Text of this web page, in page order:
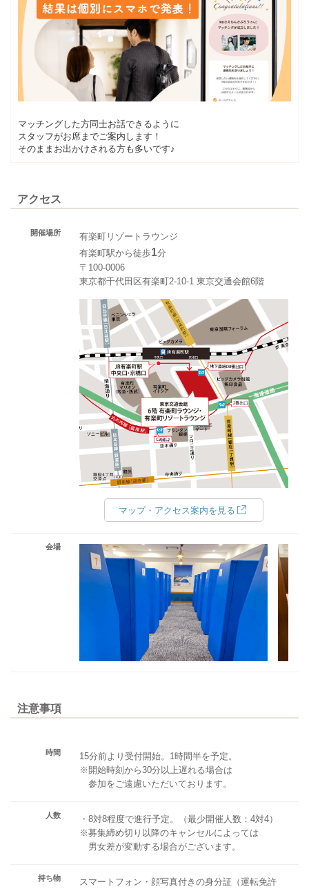
マッチングした方同士お話できるように
スタッフがお席までご案内します！
そのままお出かけされる方も多いです♪
アクセス
開催場所
有楽町リゾートラウンジ
有楽町駅から徒歩1分
〒100-0006
東京都千代田区有楽町2-10-1 東京交通会館6階
マップ・アクセス案内を見る
会場
注意事項
時間
15分前より受付開始。1時間半を予定。
※開始時刻から30分以上遅れる場合は
参加をご遠慮いただいております。
人数
・8対8程度で進行予定。（最少開催人数：4対4）
※募集締め切り以降のキャンセルによっては
男女差が変動する場合がございます。
持ち物
スマートフォン・顔写真付きの身分証（運転免許